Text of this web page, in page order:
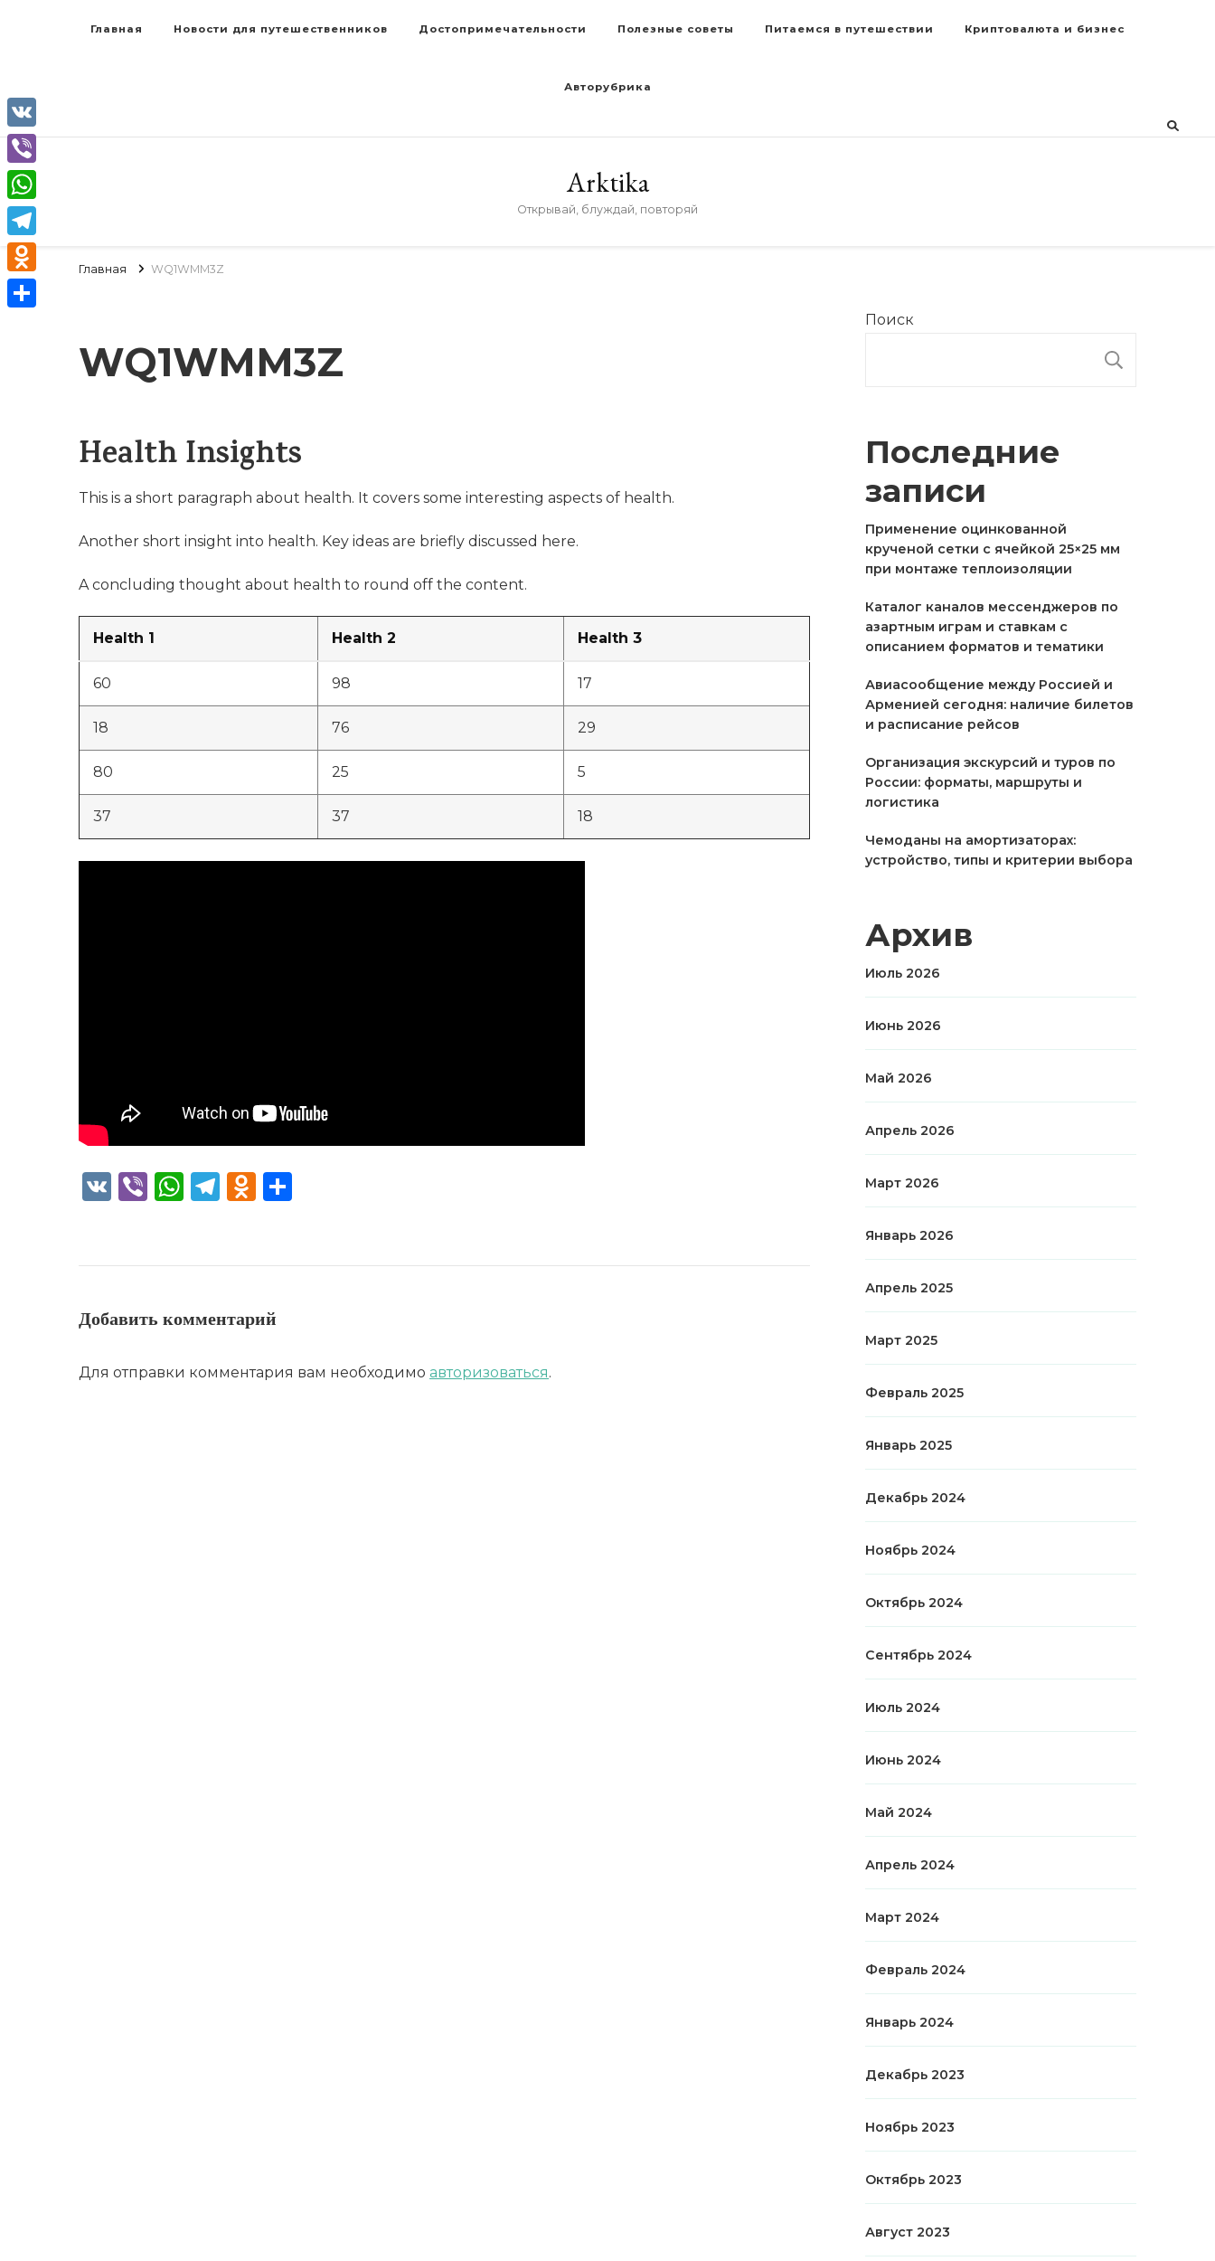
Главная Новости для путешественников Достопримечательности Полезные советы Питаемся в путешествии Криптовалюта и бизнес
Авторубрика
Arktika
Открывай, блуждай, повторяй
Главная WQ1WMM3Z
WQ1WMM3Z
Health Insights
This is a short paragraph about health. It covers some interesting aspects of health.
Another short insight into health. Key ideas are briefly discussed here.
A concluding thought about health to round off the content.
Health 1 Health 2 Health 3
60 98 17
18 76 29
80 25 5
37 37 18
VK ViberWhatsApp
Telegram
Odnoklassniki
Добавить комментарий
Для отправки комментария вам необходимо авторизоваться.
Поиск
Последние
записи
Применение оцинкованной
крученой сетки с ячейкой 25×25 мм
при монтаже теплоизоляции
Каталог каналов мессенджеров по
азартным играм и ставкам с
описанием форматов и тематики
Авиасообщение между Россией и
Арменией сегодня: наличие билетов
и расписание рейсов
Организация экскурсий и туров по
России: форматы, маршруты и
логистика
Чемоданы на амортизаторах:
устройство, типы и критерии выбора
Архив
Июль 2026
Июнь 2026
Май 2026
Апрель 2026
Март 2026
Январь 2026
Апрель 2025
Март 2025
Февраль 2025
Январь 2025
Декабрь 2024
Ноябрь 2024
Октябрь 2024
Сентябрь 2024
Июль 2024
Июнь 2024
Май 2024
Апрель 2024
Март 2024
Февраль 2024
Январь 2024
Декабрь 2023
Ноябрь 2023
Октябрь 2023
Август 2023
VK
Viber
WhatsApp
Telegram
Odnoklassniki